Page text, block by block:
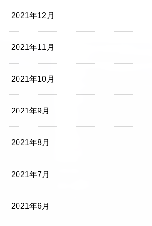
2021年12月
2021年11月
2021年10月
2021年9月
2021年8月
2021年7月
2021年6月